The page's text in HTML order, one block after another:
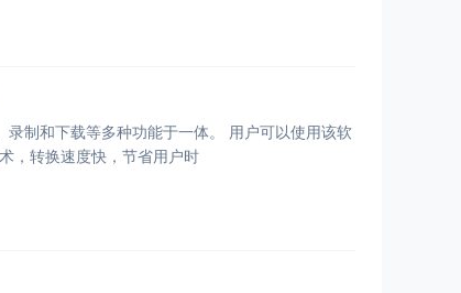
种功能于一体。 用户可以使用该软
速度：拥有硬件加速技术，转换速度快，节省用户时